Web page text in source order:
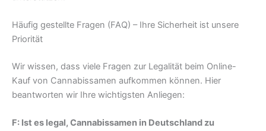
Häufig gestellte Fragen (FAQ) – Ihre Sicherheit ist unsere
Priorität
Wir wissen, dass viele Fragen zur Legalität beim Online-
Kauf von Cannabissamen aufkommen können. Hier
beantworten wir Ihre wichtigsten Anliegen:
F: Ist es legal, Cannabissamen in Deutschland zu